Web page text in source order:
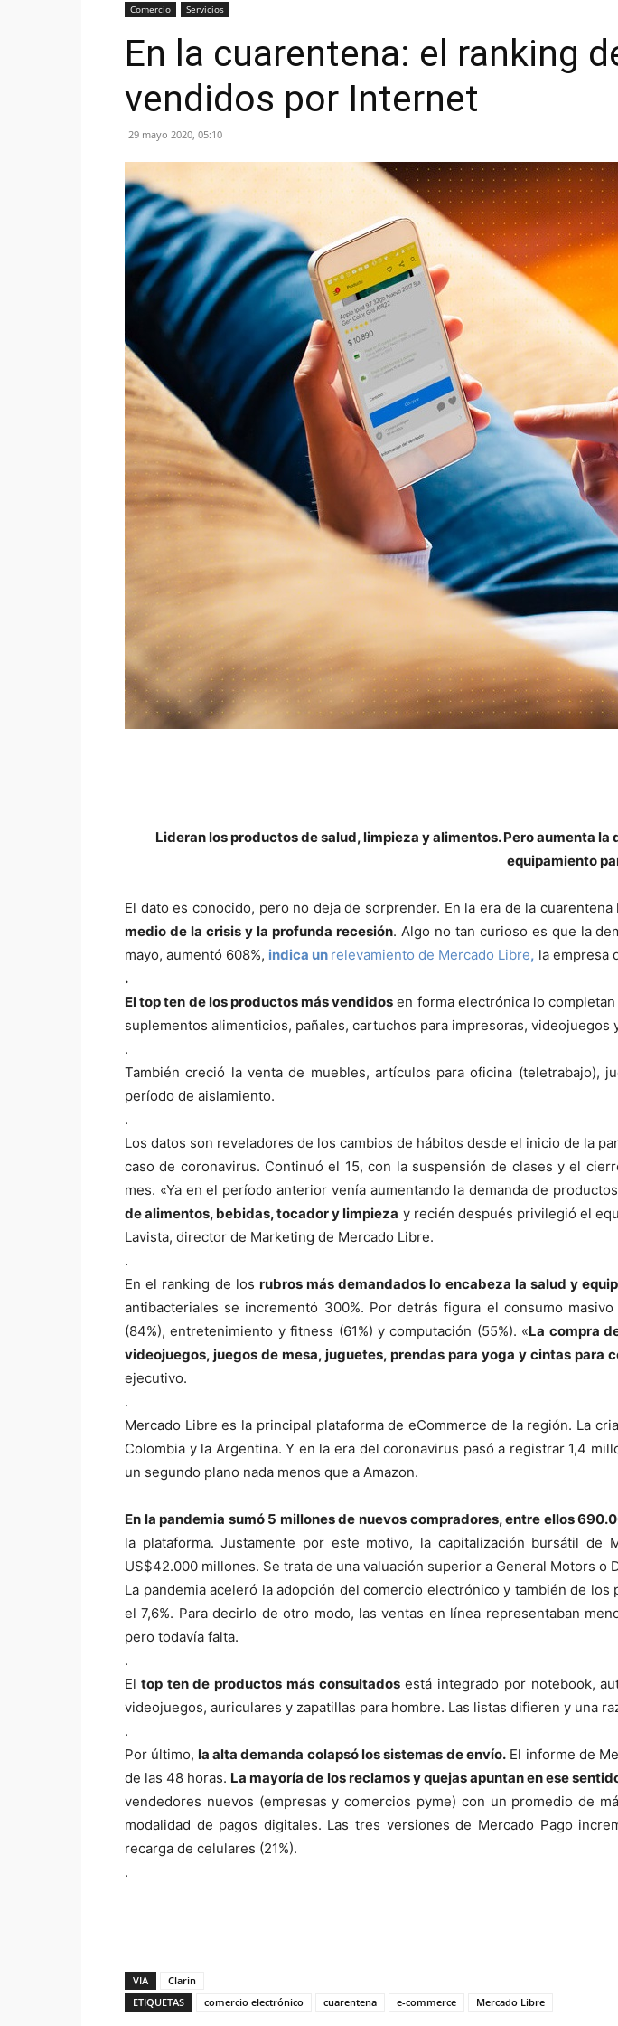
Comercio Servicios
En la cuarentena: el ranking
vendidos por Internet
29 mayo 2020, 05:10
Lideran los productos de salud, limpieza y alimentos. Pero aumenta
equipamiento
El dato es conocido, pero no deja de sorprender. En la era de la
medio de la crisis y la profunda recesión. Algo no tan curioso es que la
mayo, aumentó 608%, indica un relevamiento de Mercado Libre, la empresa
.
El top ten de los productos más vendidos en forma electrónica lo
suplementos alimenticios, pañales, cartuchos para impresoras, videojuegos
.
También creció la venta de muebles, artículos para oficina (teletrabajo),
período de aislamiento.
.
Los datos son reveladores de los cambios de hábitos desde el inicio de la
caso de coronavirus. Continuó el 15, con la suspensión de clases y el
mes. «Ya en el período anterior venía aumentando la demanda de
de alimentos, bebidas, tocador y limpieza y recién después privilegió el
Lavista, director de Marketing de Mercado Libre.
.
En el ranking de los rubros más demandados lo encabeza la salud y
antibacteriales se incrementó 300%. Por detrás figura el consumo
(84%), entretenimiento y fitness (61%) y computación (55%). «La compra
videojuegos, juegos de mesa, juguetes, prendas para yoga y cintas para
ejecutivo.
.
Mercado Libre es la principal plataforma de eCommerce de la región. La
Colombia y la Argentina. Y en la era del coronavirus pasó a registrar 1,4
un segundo plano nada menos que a Amazon.
En la pandemia sumó 5 millones de nuevos compradores, entre ellos
la plataforma. Justamente por este motivo, la capitalización bursátil
US$42.000 millones. Se trata de una valuación superior a General Motors o
La pandemia aceleró la adopción del comercio electrónico y también de
el 7,6%. Para decirlo de otro modo, las ventas en línea representaban
pero todavía falta.
.
El top ten de productos más consultadosestá integrado por notebook,
videojuegos, auriculares y zapatillas para hombre. Las listas difieren y una
.
Por último, la alta demanda colapsó los sistemas de envío.El informe de
de las 48 horas. La mayoría de los reclamos y quejas apuntan en ese
vendedores nuevos (empresas y comercios pyme) con un promedio de
modalidad de pagos digitales. Las tres versiones de Mercado Pago
recarga de celulares (21%).
.
VIA
Clarin
ETIQUETAS
comercio electrónico cuarentena e-commerce Mercado Libre